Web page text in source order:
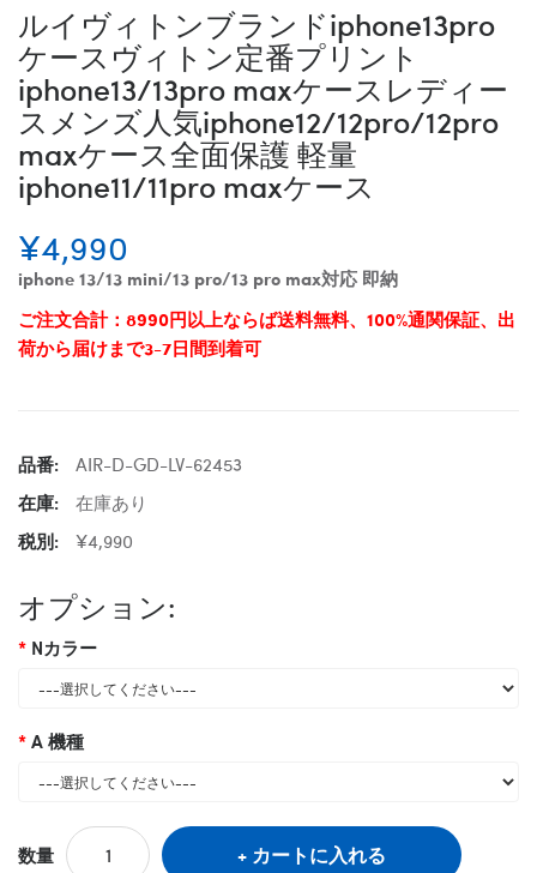
ルイヴィトンブランドiphone13pro
ケースヴィトン定番プリント
iphone13/13pro maxケースレディー
スメンズ人気iphone12/12pro/12pro
maxケース全面保護 軽量
iphone11/11pro maxケース
¥4,990
iphone 13/13 mini/13 pro/13 pro max対応 即納
ご注文合計：8990円以上ならば送料無料、100%通関保証、出
荷から届けまで3-7日間到着可
品番:
AIR-D-GD-LV-62453
在庫:
在庫あり
税別:
¥4,990
オプション:
Nカラー
A 機種
数量 カートに入れる